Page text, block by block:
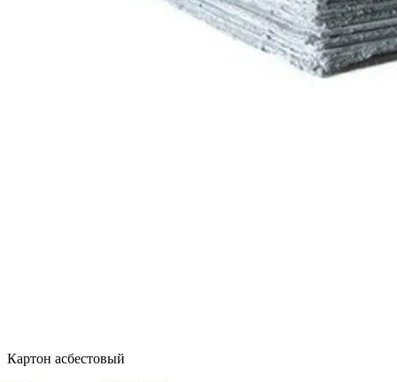
Картон асбестовый